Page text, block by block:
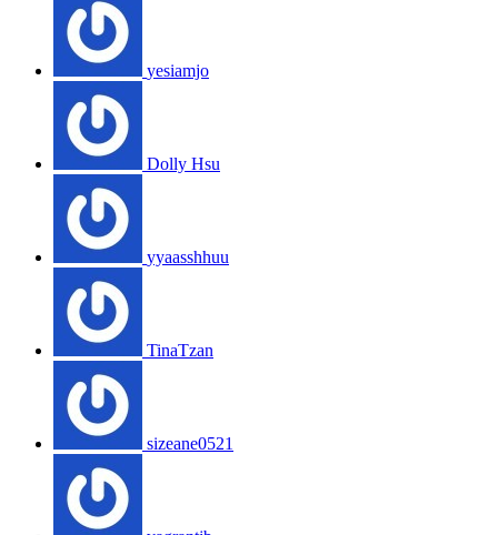
yesiamjo
Dolly Hsu
yyaasshhuu
TinaTzan
sizeane0521